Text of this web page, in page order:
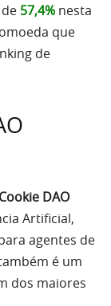
57,4% nesta
que
de
Cookie DAO
Artificial,
agentes de
é um
dos maiores